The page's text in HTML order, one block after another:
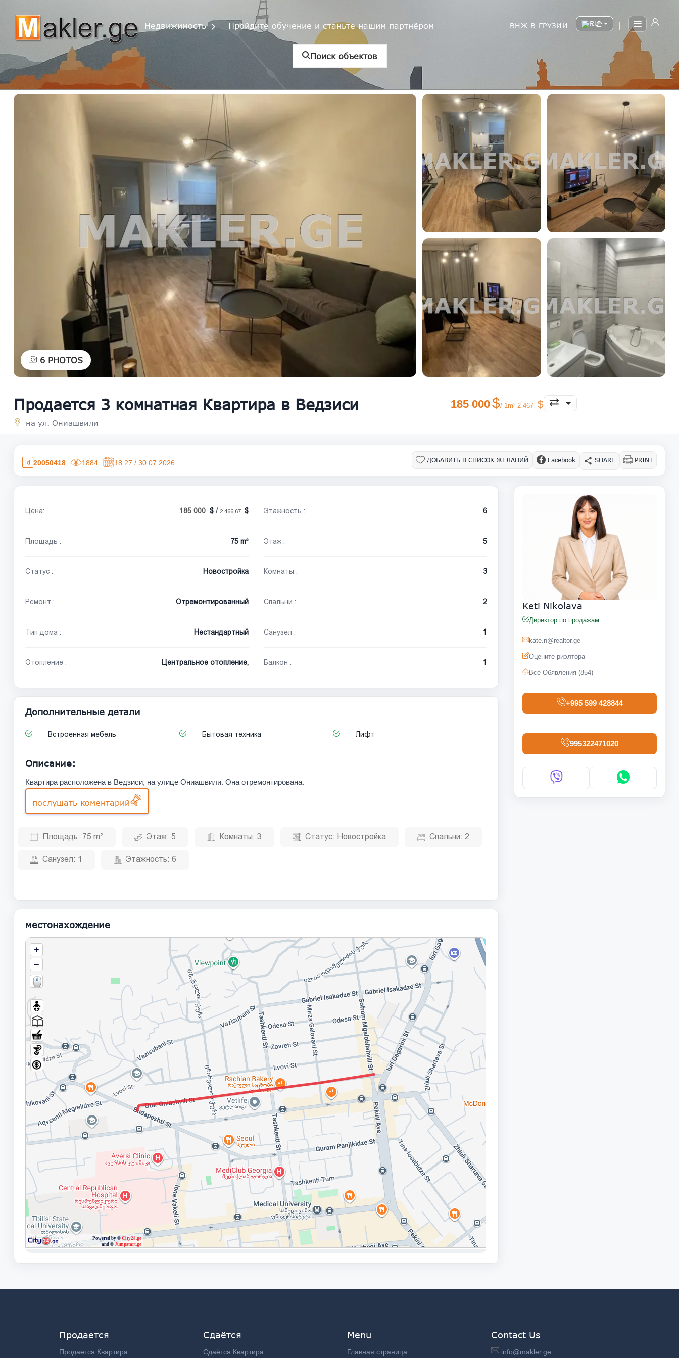
Недвижимость Пройдите обучение и станьте нашим партнёром ВНЖ В ГРУЗИИ /
Поиск объектов
6 PHOTOS
Продается 3 комнатная Квартира в Ведзиси
на ул. Ониашвили
185 000 / 1m² 2 467
20050418 1884 18:27 / 30.07.2026 ДОБАВИТЬ В СПИСОК ЖЕЛАНИЙ Facebook SHARE PRINT
Цена: 185 000 / 2 466.67
Площадь : 75 m²
Статус : Новостройка
Ремонт : Отремонтированный
Тип дома : Нестандартный
Отопление : Центральное отопление,
Этажность : 6
Этаж : 5
Комнаты : 3
Спальни : 2
Санузел : 1
Балкон : 1
Дополнительные детали
Встроенная мебель Бытовая техника Лифт
Описание:
Квартира расположена в Ведзиси, на улице Ониашвили. Она отремонтирована.
послушать коментарий
Площадь: 75 m² Этаж: 5 Комнаты: 3 Статус: Новостройка Спальни: 2
Санузел: 1 Этажность: 6
местонахождение
Keti Nikolava
Директор по продажам
kate.n@realtor.ge
Оцените риэлтора
Все Обявления (854)
+995 599 428844
995322471020
Продается
Продается Квартира
Сдаётся
Сдаётся Квартира
Menu
Главная страница
Contact Us
info@makler.ge